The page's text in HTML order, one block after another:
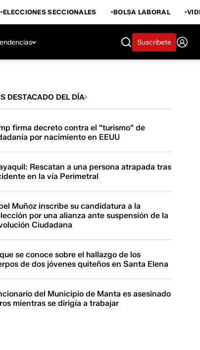
ELECCIONES SECCIONALES BOLSA LABORAL
Suscríbete
DESTACADO DEL DÍA
firma decreto contra el "turismo" de
por nacimiento en EEUU
Rescatan a una persona atrapada tras
en la vía Perimetral
Muñoz inscribe su candidatura a la
por una alianza ante suspensión de la
Ciudadana
se conoce sobre el hallazgo de los
de dos jóvenes quiteños en Santa Elena
del Municipio de Manta es asesinado
mientras se dirigía a trabajar